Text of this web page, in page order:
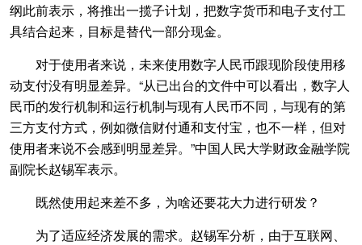
纲此前表示，将推出一揽子计划，把数字货币和电子支付工
具结合起来，目标是替代一部分现金。
对于使用者来说，未来使用数字人民币跟现阶段使用移
动支付没有明显差异。“从已出台的文件中可以看出，数字人
民币的发行机制和运行机制与现有人民币不同，与现有的第
三方支付方式，例如微信财付通和支付宝，也不一样，但对
使用者来说不会感到明显差异。”中国人民大学财政金融学院
副院长赵锡军表示。
既然使用起来差不多，为啥还要花大力进行研发？
为了适应经济发展的需求。赵锡军分析，由于互联网、